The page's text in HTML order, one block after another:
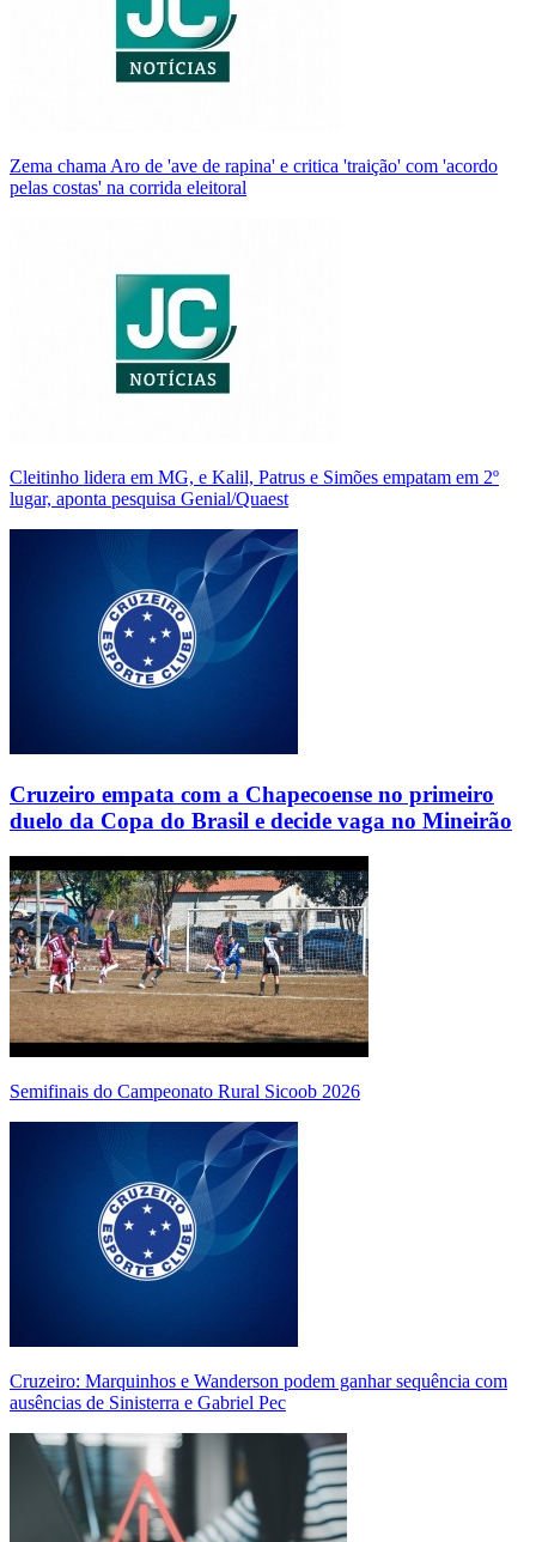
Zema chama Aro de 'ave de rapina' e critica 'traição' com 'acordo
pelas costas' na corrida eleitoral
Cleitinho lidera em MG, e Kalil, Patrus e Simões empatam em 2º
lugar, aponta pesquisa Genial/Quaest
Cruzeiro empata com a Chapecoense no primeiro
duelo da Copa do Brasil e decide vaga no Mineirão
Semifinais do Campeonato Rural Sicoob 2026
Cruzeiro: Marquinhos e Wanderson podem ganhar sequência com
ausências de Sinisterra e Gabriel Pec